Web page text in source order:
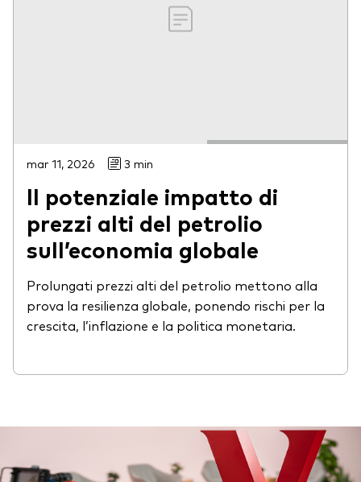
mar 11, 2026 3 min
Il potenziale impatto di
prezzi alti del petrolio
sull’economia globale
Prolungati prezzi alti del petrolio mettono alla
prova la resilienza globale, ponendo rischi per la
crescita, l’inflazione e la politica monetaria.